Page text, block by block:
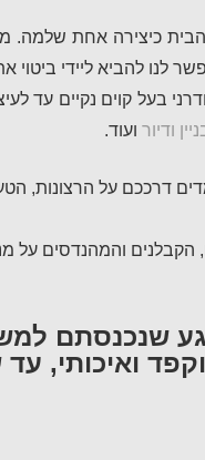
כיצירה אחת שלמה.
לנו להביא ליידי ביטוי
בעל קוים נקיים עד
ודיור ועוד.
דרככם על הרצונות,
הקבלנים והמהנדסים
שנכנסתם
ואיכותי,